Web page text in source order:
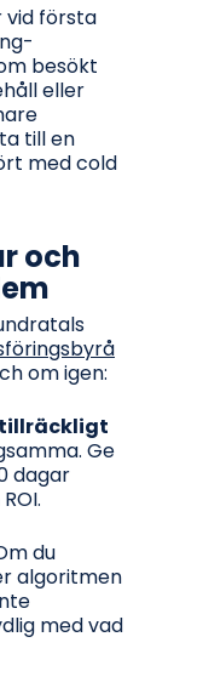
vid första
besökt
eller
till en
med cold
och
om igen:
Ge
dagar
du
algoritmen
med vad